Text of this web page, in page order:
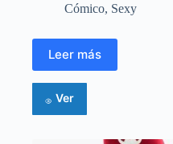
Cómico, Sexy
Leer más
Ver